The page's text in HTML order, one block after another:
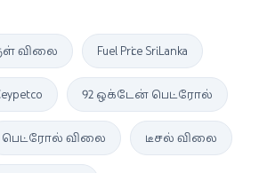
விலை Fuel Price Sri Lanka
92 ஒக்டேன் பெட்ரோல்
பெட்ரோல் விலை டீசல் விலை